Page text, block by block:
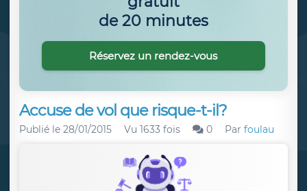
Accuse de vol que risque-t-il?
Publié le 28/01/2015 Vu 1633 fois 0 Par foulau
de 20 minutes
Réservez un rendez-vous